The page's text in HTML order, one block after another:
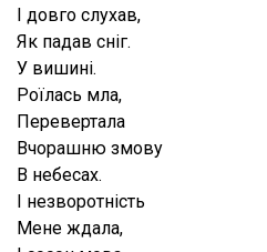
І довго слухав,
Як падав сніг.
У вишині.
Роїлась мла,
Перевертала
Вчорашню змову
В небесах.
І незворотність
Мене ждала,